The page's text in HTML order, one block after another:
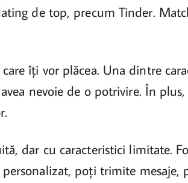
de top, precum Tinder.
îți vor plăcea. Una dintre
nevoie de o potrivire. În
dar cu caracteristici limitate.
poți trimite